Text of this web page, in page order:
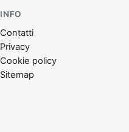
INFO
Contatti
Privacy
Cookie policy
Sitemap